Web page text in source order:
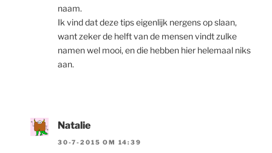
naam.
Ik vind dat deze tips eigenlijk nergens op slaan,
want zeker de helft van de mensen vindt zulke
namen wel mooi, en die hebben hier helemaal niks
aan.
Natalie
30-7-2015 OM 14:39